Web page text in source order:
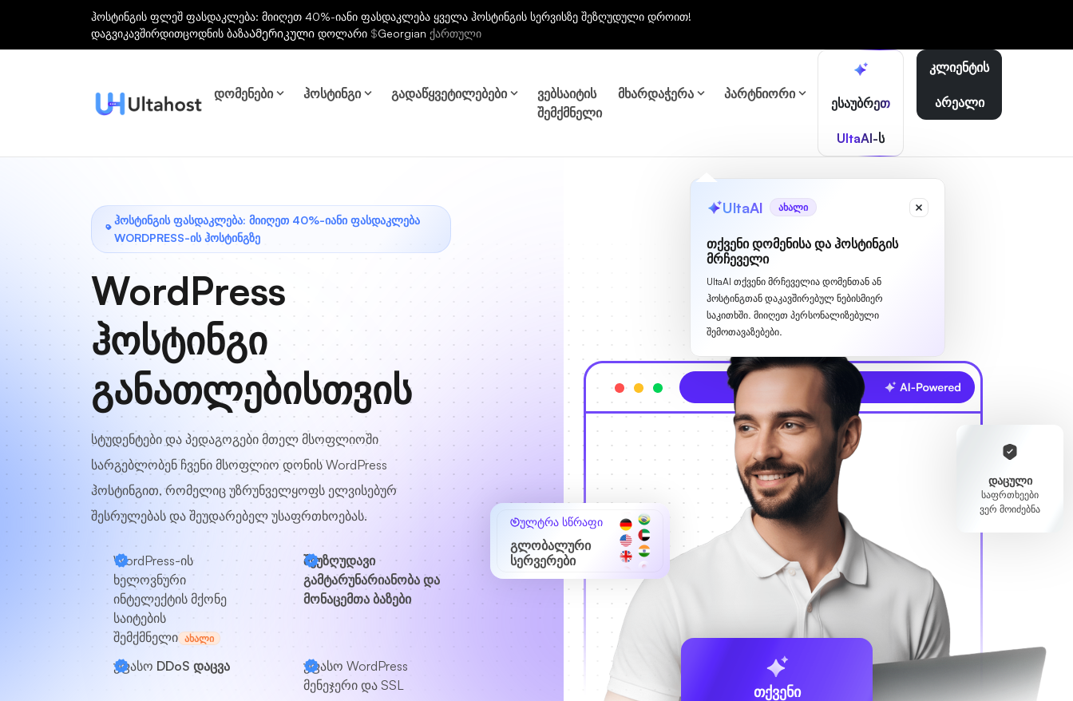
ჰოსტინგის ფლეშ ფასდაკლება: მიიღეთ 40%-იანი ფასდაკლება ყველა ჰოსტინგის სერვისზე შეზღუდული დროით!
დაგვიკავშირდითცოდნის ბაზაᲐმერიკული დოლარი $Georgian ქართული
დომენები ჰოსტინგი გადაწყვეტილებები
ვებსაიტის
შემქმნელი
მხარდაჭერა პარტნიორი
ესაუბრეთ
UltaAI-ს
UltaAI ახალი
თქვენი დომენისა და ჰოსტინგის
მრჩეველი
UltaAI თქვენი მრჩეველია დომენთან ან
ჰოსტინგთან დაკავშირებულ ნებისმიერ
საკითხში. მიიღეთ პერსონალიზებული
შემოთავაზებები.
კლიენტის
არეალი
ᲰᲝᲡᲢᲘᲜᲒᲘᲡ ᲤᲐᲡᲓᲐᲙᲚᲔᲑᲐ: ᲛᲘᲘᲦᲔᲗ 40%-ᲘᲐᲜᲘ ᲤᲐᲡᲓᲐᲙᲚᲔᲑᲐ
WORDPRESS-ᲘᲡ ᲰᲝᲡᲢᲘᲜᲒᲖᲔ
WordPress
ჰოსტინგი
განათლებისთვის
სტუდენტები და პედაგოგები მთელ მსოფლიოში
სარგებლობენ ჩვენი მსოფლიო დონის WordPress
ჰოსტინგით, რომელიც უზრუნველყოფს ელვისებურ
შესრულებას და შეუდარებელ უსაფრთხოებას.
WordPress-ის
ხელოვნური
ინტელექტის მქონე
საიტების
შემქმნელი ᲐᲮᲐᲚᲘ
შეუზღუდავი
გამტარუნარიანობა და
მონაცემთა ბაზები
უფასო DDoS დაცვა უფასო WordPress
მენეჯერი და SSL
დაცული
საფრთხეები
ვერ მოიძებნა
ულტრა სწრაფი
გლობალური
სერვერები
თქვენი